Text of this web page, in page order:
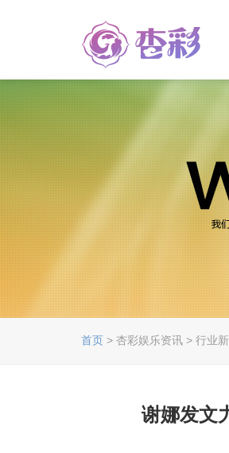
首页 > 杏彩娱乐资讯 > 行业
谢娜发文